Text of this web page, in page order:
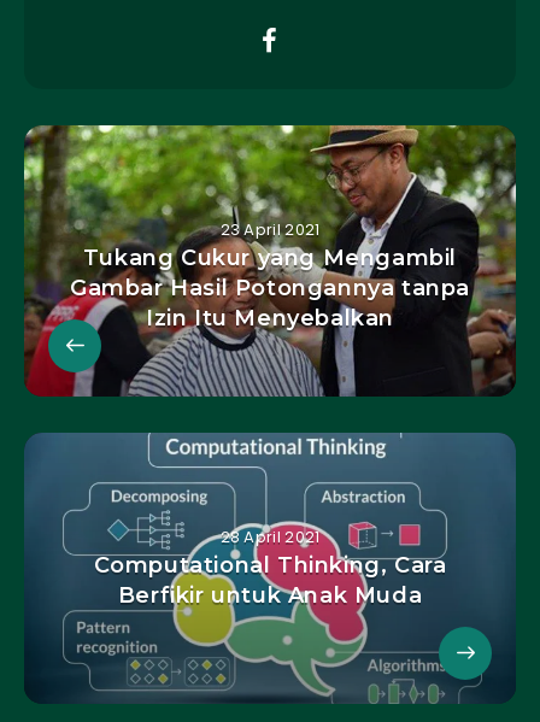
23 April 2021
Tukang Cukur yang Mengambil
Gambar Hasil Potongannya tanpa
Izin Itu Menyebalkan
28 April 2021
Computational Thinking, Cara
Berfikir untuk Anak Muda